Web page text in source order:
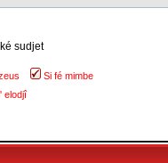
sudjet
Si fé mimbe
elodjî